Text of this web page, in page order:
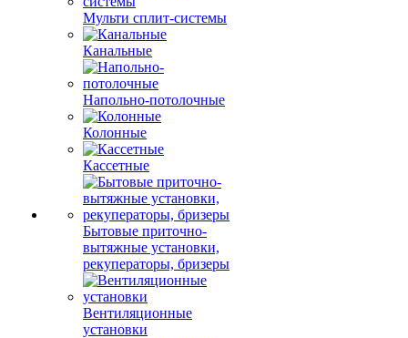
Мульти сплит-системы
Канальные
Напольно-потолочные
Колонные
Кассетные
Бытовые приточно-
вытяжные установки,
рекуператоры, бризеры
Вентиляционные
установки